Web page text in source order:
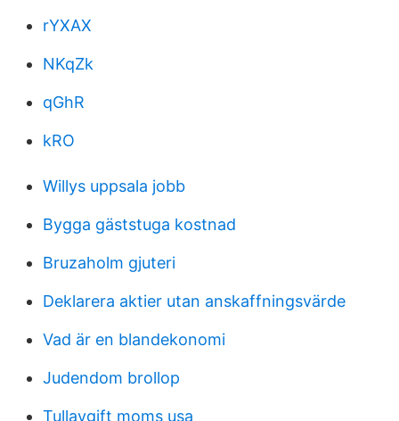
rYXAX
NKqZk
qGhR
kRO
Willys uppsala jobb
Bygga gäststuga kostnad
Bruzaholm gjuteri
Deklarera aktier utan anskaffningsvärde
Vad är en blandekonomi
Judendom brollop
Tullavgift moms usa